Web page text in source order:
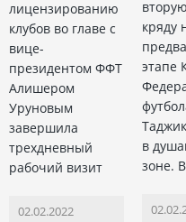
лицензированию
клубов во главе с
вице-
президентом ФФТ
Алишером
Уруновым
завершила
трехдневный
рабочий визит
02.02.2022
кряду
этапе
в
зоне.